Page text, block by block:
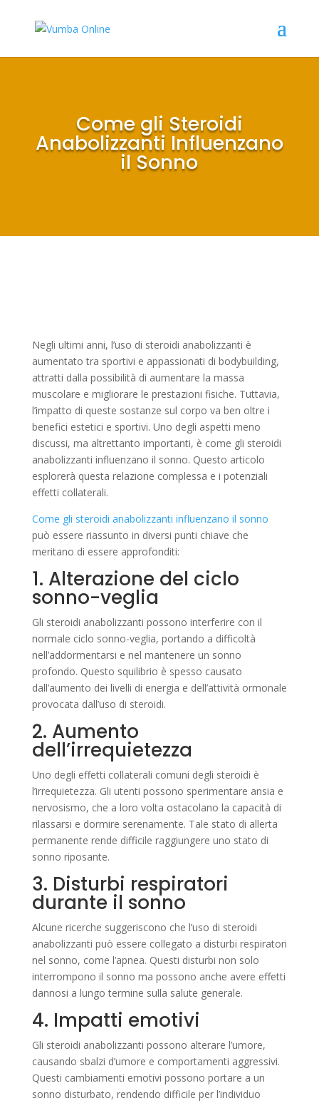
Come gli Steroidi
Anabolizzanti Influenzano
il Sonno
Negli ultimi anni, l’uso di steroidi anabolizzanti è
aumentato tra sportivi e appassionati di bodybuilding,
attratti dalla possibilità di aumentare la massa
muscolare e migliorare le prestazioni fisiche. Tuttavia,
l’impatto di queste sostanze sul corpo va ben oltre i
benefici estetici e sportivi. Uno degli aspetti meno
discussi, ma altrettanto importanti, è come gli steroidi
anabolizzanti influenzano il sonno. Questo articolo
esplorerà questa relazione complessa e i potenziali
effetti collaterali.
Come gli steroidi anabolizzanti influenzano il sonno
può essere riassunto in diversi punti chiave che
meritano di essere approfonditi:
1. Alterazione del ciclo
sonno-veglia
Gli steroidi anabolizzanti possono interferire con il
normale ciclo sonno-veglia, portando a difficoltà
nell’addormentarsi e nel mantenere un sonno
profondo. Questo squilibrio è spesso causato
dall’aumento dei livelli di energia e dell’attività ormonale
provocata dall’uso di steroidi.
2. Aumento
dell’irrequietezza
Uno degli effetti collaterali comuni degli steroidi è
l’irrequietezza. Gli utenti possono sperimentare ansia e
nervosismo, che a loro volta ostacolano la capacità di
rilassarsi e dormire serenamente. Tale stato di allerta
permanente rende difficile raggiungere uno stato di
sonno riposante.
3. Disturbi respiratori
durante il sonno
Alcune ricerche suggeriscono che l’uso di steroidi
anabolizzanti può essere collegato a disturbi respiratori
nel sonno, come l’apnea. Questi disturbi non solo
interrompono il sonno ma possono anche avere effetti
dannosi a lungo termine sulla salute generale.
4. Impatti emotivi
Gli steroidi anabolizzanti possono alterare l’umore,
causando sbalzi d’umore e comportamenti aggressivi.
Questi cambiamenti emotivi possono portare a un
sonno disturbato, rendendo difficile per l’individuo